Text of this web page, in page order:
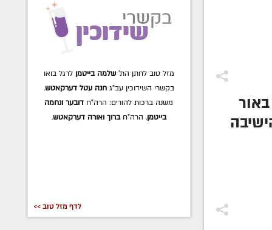
מזל טוב לחתן הת'שלמה בייטמן לרגל בואו
בקשרי השידוכין עב"גחנה עטל דערקאטש.
משנה ברכות להורים: הרה"ח דובער ונחמה
בייטמן. הרה"חברוך ואורה דערקאטש.
לדף מזל טוב >>